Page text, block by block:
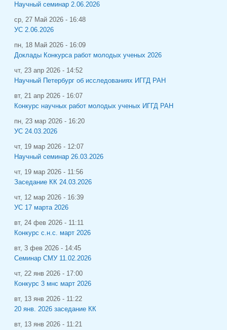
Научный семинар 2.06.2026
ср, 27 Май 2026 - 16:48
УС 2.06.2026
пн, 18 Май 2026 - 16:09
Доклады Конкурса работ молодых ученых 2026
чт, 23 апр 2026 - 14:52
Научный Петербург об исследованиях ИГГД РАН
вт, 21 апр 2026 - 16:07
Конкурс научных работ молодых ученых ИГГД РАН
пн, 23 мар 2026 - 16:20
УС 24.03.2026
чт, 19 мар 2026 - 12:07
Научный семинар 26.03.2026
чт, 19 мар 2026 - 11:56
Заседание КК 24.03.2026
чт, 12 мар 2026 - 16:39
УС 17 марта 2026
вт, 24 фев 2026 - 11:11
Конкурс с.н.с. март 2026
вт, 3 фев 2026 - 14:45
Семинар СМУ 11.02.2026
чт, 22 янв 2026 - 17:00
Конкурс 3 мнс март 2026
вт, 13 янв 2026 - 11:22
20 янв. 2026 заседание КК
вт, 13 янв 2026 - 11:21